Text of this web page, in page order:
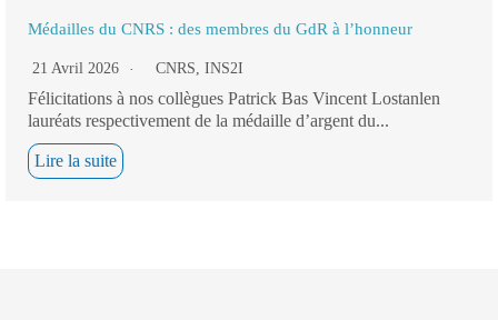
Médailles du CNRS : des membres du GdR à l’honneur
21 Avril 2026 CNRS, INS2I
Félicitations à nos collègues Patrick Bas Vincent Lostanlen
lauréats respectivement de la médaille d’argent du...
Lire la suite